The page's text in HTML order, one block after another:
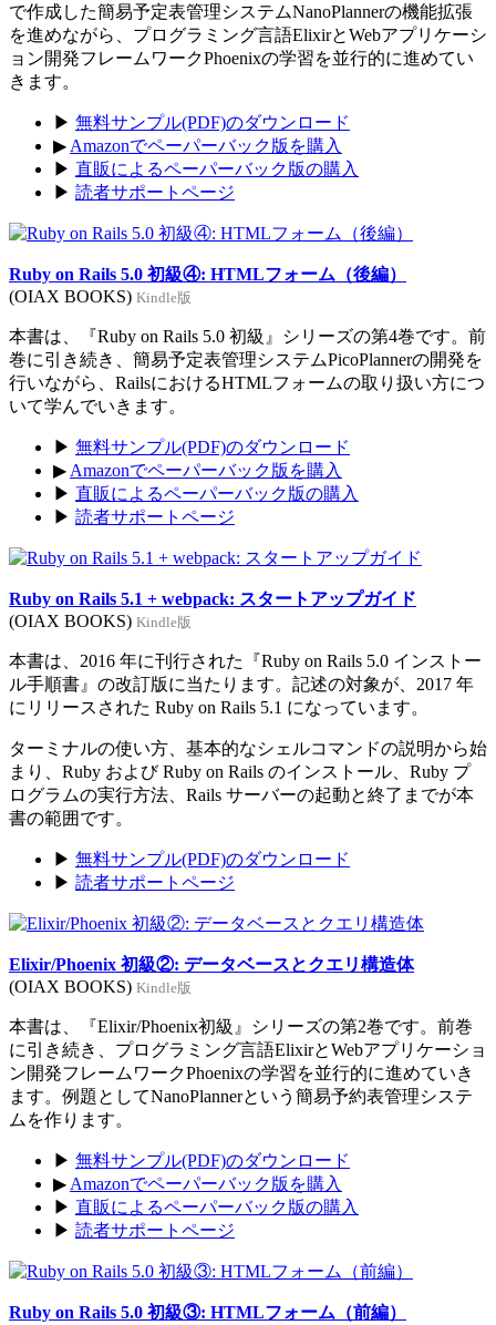
で作成した簡易予定表管理システムNanoPlannerの機能拡張
を進めながら、プログラミング言語ElixirとWebアプリケーシ
ョン開発フレームワークPhoenixの学習を並行的に進めてい
きます。
▶ 無料サンプル(PDF)のダウンロード
▶ Amazonでペーパーバック版を購入
▶ 直販によるペーパーバック版の購入
▶ 読者サポートページ
Ruby on Rails 5.0 初級④: HTMLフォーム（後編）
(OIAX BOOKS) Kindle版
本書は、『Ruby on Rails 5.0 初級』シリーズの第4巻です。前
巻に引き続き、簡易予定表管理システムPicoPlannerの開発を
行いながら、RailsにおけるHTMLフォームの取り扱い方につ
いて学んでいきます。
▶ 無料サンプル(PDF)のダウンロード
▶ Amazonでペーパーバック版を購入
▶ 直販によるペーパーバック版の購入
▶ 読者サポートページ
Ruby on Rails 5.1 + webpack: スタートアップガイド
(OIAX BOOKS) Kindle版
本書は、2016 年に刊行された『Ruby on Rails 5.0 インストー
ル手順書』の改訂版に当たります。記述の対象が、2017 年
にリリースされた Ruby on Rails 5.1 になっています。
ターミナルの使い方、基本的なシェルコマンドの説明から始
まり、Ruby および Ruby on Rails のインストール、Ruby プ
ログラムの実行方法、Rails サーバーの起動と終了までが本
書の範囲です。
▶ 無料サンプル(PDF)のダウンロード
▶ 読者サポートページ
Elixir/Phoenix 初級②: データベースとクエリ構造体
(OIAX BOOKS) Kindle版
本書は、『Elixir/Phoenix初級』シリーズの第2巻です。前巻
に引き続き、プログラミング言語ElixirとWebアプリケーショ
ン開発フレームワークPhoenixの学習を並行的に進めていき
ます。例題としてNanoPlannerという簡易予約表管理システ
ムを作ります。
▶ 無料サンプル(PDF)のダウンロード
▶ Amazonでペーパーバック版を購入
▶ 直販によるペーパーバック版の購入
▶ 読者サポートページ
Ruby on Rails 5.0 初級③: HTMLフォーム（前編）